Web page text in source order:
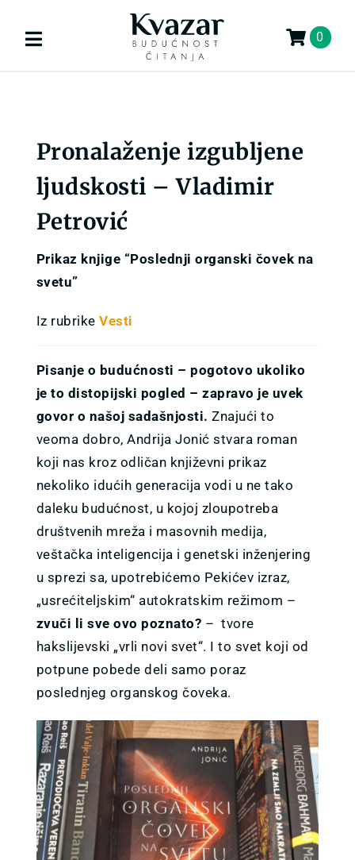
Toggle
KNJIGE
U PRIPREMI
AKCIJA
VESTI
O NAMA
KONTAKT
GDE KUPITI?
0
Pronalaženje izgubljene
ljudskosti – Vladimir
Petrović
Prikaz knjige “Poslednji organski čovek na
svetu”
Iz rubrikeVesti
Pisanje o budućnosti – pogotovo ukoliko
je to distopijski pogled – zapravo je uvek
govor o našoj sadašnjosti. Znajući to
veoma dobro, Andrija Jonić stvara roman
koji nas kroz odličan književni prikaz
nekoliko idućih generacija vodi u ne tako
daleku budućnost, u kojoj zloupotreba
društvenih mreža i masovnih medija,
veštačka inteligencija i genetski inženjering
u sprezi sa, upotrebićemo Pekićev izraz,
„usrećiteljskim“ autokratskim režimom –
zvuči li sve ovo poznato? – tvore
hakslijevski „vrli novi svet“. I to svet koji od
potpune pobede deli samo poraz
poslednjeg organskog čoveka.